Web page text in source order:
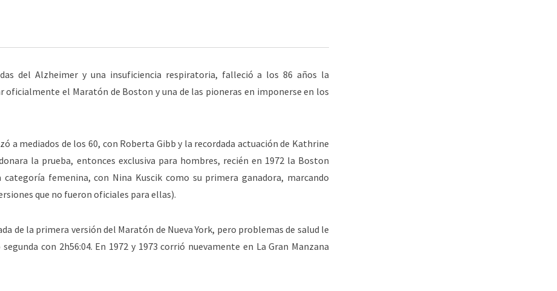
del Alzheimer y una insuficiencia respiratoria, falleció a los 86 años la
oficialmente el Maratón de Boston y una de las pioneras en imponerse en los
a mediados de los 60, con Roberta Gibb y la recordada actuación de Kathrine
la prueba, entonces exclusiva para hombres, recién en 1972 la Boston
femenina, con Nina Kuscik como su primera ganadora, marcando
que no fueron oficiales para ellas).
de la primera versión del Maratón de Nueva York, pero problemas de salud le
con 2h56:04. En 1972 y 1973 corrió nuevamente en La Gran Manzana